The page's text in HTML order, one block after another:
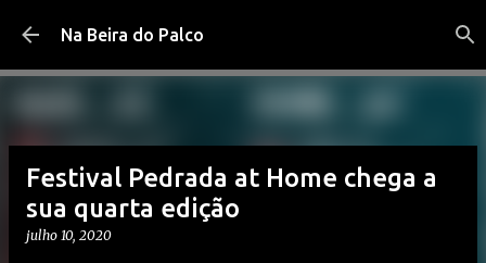
Pular para o conteúdo principal
Na Beira do Palco
Festival Pedrada at Home chega a
sua quarta edição
julho 10, 2020